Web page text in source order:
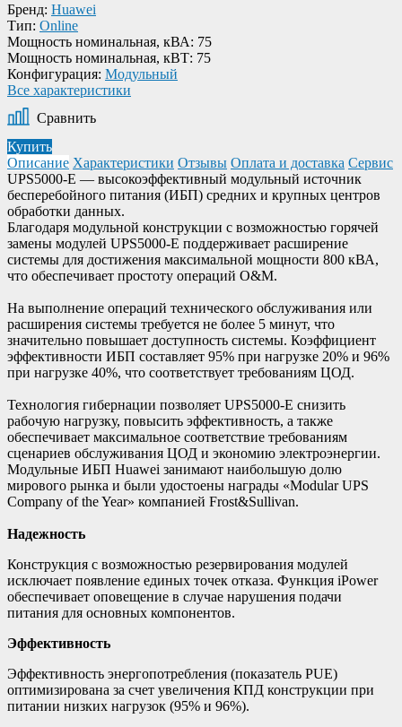
Бренд: Huawei
Тип: Online
Мощность номинальная, кВА: 75
Мощность номинальная, кВТ: 75
Конфигурация: Модульный
Все характеристики
Сравнить
Купить
Описание Характеристики Отзывы Оплата и доставка Сервис
UPS5000-E — высокоэффективный модульный источник
бесперебойного питания (ИБП) средних и крупных центров
обработки данных.
Благодаря модульной конструкции с возможностью горячей
замены модулей UPS5000-E поддерживает расширение
системы для достижения максимальной мощности 800 кВА,
что обеспечивает простоту операций O&M.
На выполнение операций технического обслуживания или
расширения системы требуется не более 5 минут, что
значительно повышает доступность системы. Коэффициент
эффективности ИБП составляет 95% при нагрузке 20% и 96%
при нагрузке 40%, что соответствует требованиям ЦОД.
Технология гибернации позволяет UPS5000-E снизить
рабочую нагрузку, повысить эффективность, а также
обеспечивает максимальное соответствие требованиям
сценариев обслуживания ЦОД и экономию электроэнергии.
Модульные ИБП Huawei занимают наибольшую долю
мирового рынка и были удостоены награды «Modular UPS
Company of the Year» компанией Frost&Sullivan.
Надежность
Конструкция с возможностью резервирования модулей
исключает появление единых точек отказа. Функция iPower
обеспечивает оповещение в случае нарушения подачи
питания для основных компонентов.
Эффективность
Эффективность энергопотребления (показатель PUE)
оптимизирована за счет увеличения КПД конструкции при
питании низких нагрузок (95% и 96%).